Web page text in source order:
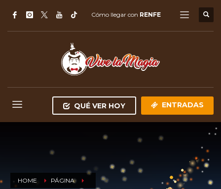
Cómo llegar con RENFE
QUÉ VER HOY ENTRADAS
HOME PÁGINA